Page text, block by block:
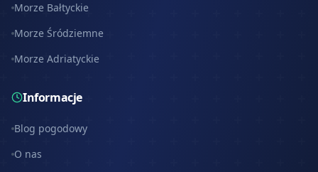
Morze Bałtyckie
Morze Śródziemne
Morze Adriatyckie
Informacje
Blog pogodowy
O nas